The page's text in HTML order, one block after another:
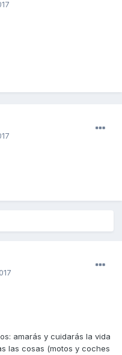
amarás y cuidarás la vida
las cosas (motos y coches